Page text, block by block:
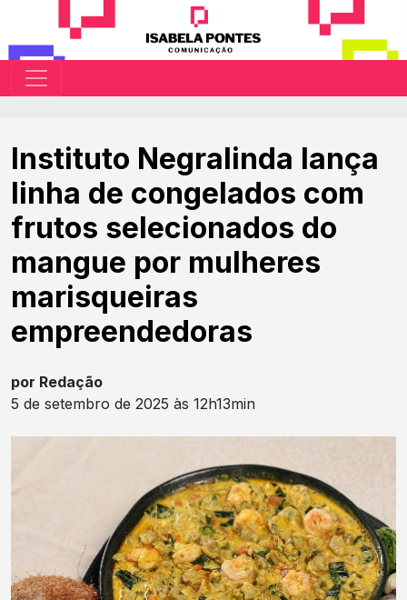
Instituto Negralinda lança
linha de congelados com
frutos selecionados do
mangue por mulheres
marisqueiras
empreendedoras
por Redação
5 de setembro de 2025 às 12h13min